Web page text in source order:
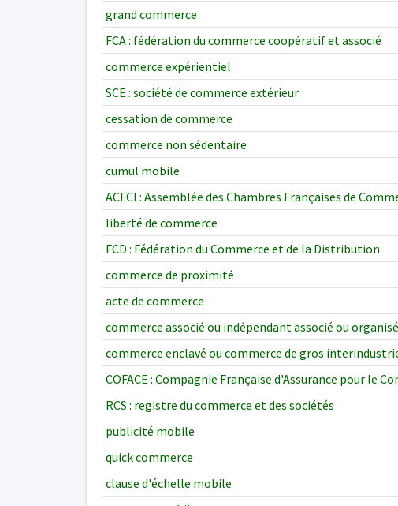
grand commerce
FCA : fédération du commerce coopératif et associé
commerce expérientiel
SCE : société de commerce extérieur
cessation de commerce
commerce non sédentaire
cumul mobile
ACFCI : Assemblée des Chambres Françaises de
liberté de commerce
FCD : Fédération du Commerce et de la Distribution
commerce de proximité
acte de commerce
commerce associé ou indépendant associé ou organisé
commerce enclavé ou commerce de gros
COFACE : Compagnie Française d'Assurance pour le
RCS : registre du commerce et des sociétés
publicité mobile
quick commerce
clause d'échelle mobile